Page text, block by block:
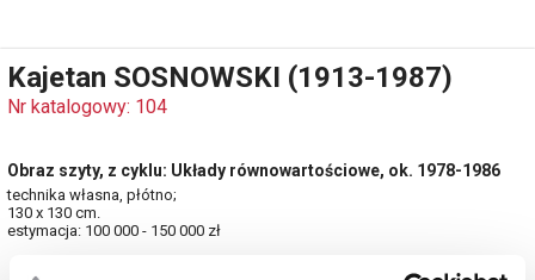
Kajetan SOSNOWSKI (1913-1987)
Nr katalogowy: 104
Obraz szyty, z cyklu: Układy równowartościowe, ok. 1978-1986
technika własna, płótno;
130 x 130 cm.
estymacja: 100 000 - 150 000 zł